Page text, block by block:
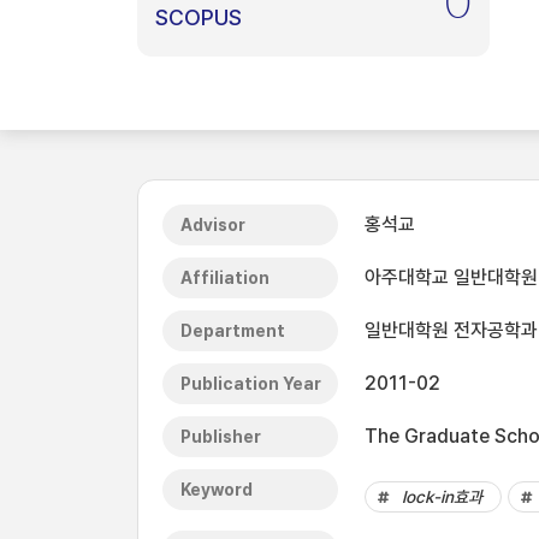
SCOPUS
Advisor 홍석교
Affiliation 아주대학교 일반대학원
Department 일반대학원 전자공학과
Publication Year 2011-02
Publisher The Graduate
Keyword lock-in효과